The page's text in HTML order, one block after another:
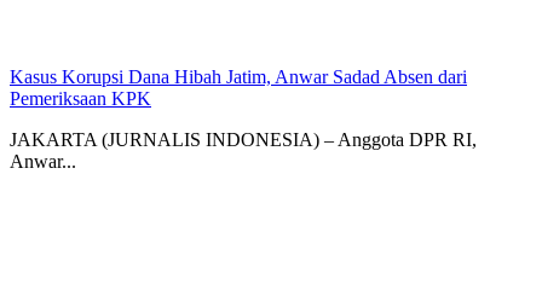
Kasus Korupsi Dana Hibah Jatim, Anwar Sadad Absen dari
Pemeriksaan KPK
JAKARTA (JURNALIS INDONESIA) – Anggota DPR RI,
Anwar...